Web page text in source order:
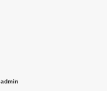
admin